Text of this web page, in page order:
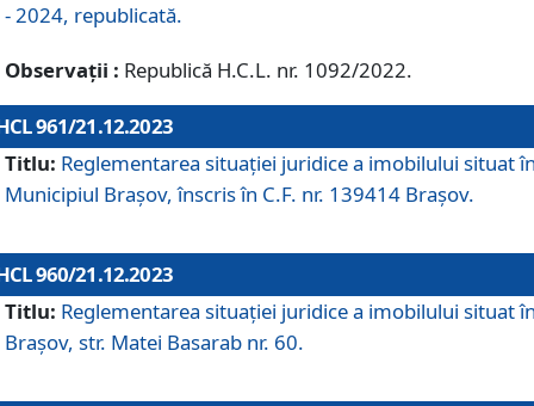
- 2024, republicată.
Observații : Republică H.C.L. nr. 1092/2022.
961/21.12.2023
Titlu: Reglementarea situației juridice a imobilului situat
Municipiul Brașov, înscris în C.F. nr. 139414 Brașov.
960/21.12.2023
Titlu: Reglementarea situației juridice a imobilului situat
Brașov, str. Matei Basarab nr. 60.